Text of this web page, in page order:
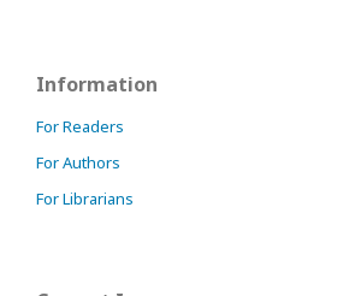
Information
For Readers
For Authors
For Librarians